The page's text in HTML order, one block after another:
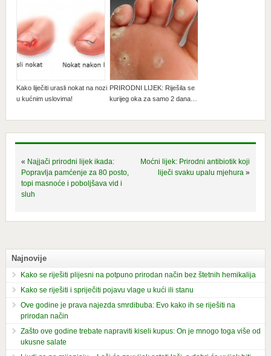
Kako liječiti urasli nokat na nozi
u kućnim uslovima!
PRIRODNI LIJEK: Riješila se
kurijeg oka za samo 2 dana…
« Najjači prirodni lijek ikada:
Popravlja pamćenje za 80 posto,
topi masnoće i poboljšava vid i
sluh
Moćni lijek: Prirodni antibiotik koji
liječi svaku upalu mjehura »
Najnovije
Kako se riješiti plijesni na potpuno prirodan način bez štetnih hemikalija
Kako se riješiti i spriječiti pojavu vlage u kući ili stanu
Ove godine je prava najezda smrdibuba: Evo kako ih se riješiti na
prirodan način
Zašto ove godine trebate napraviti kiseli kupus: On je mnogo toga više od
ukusne salate